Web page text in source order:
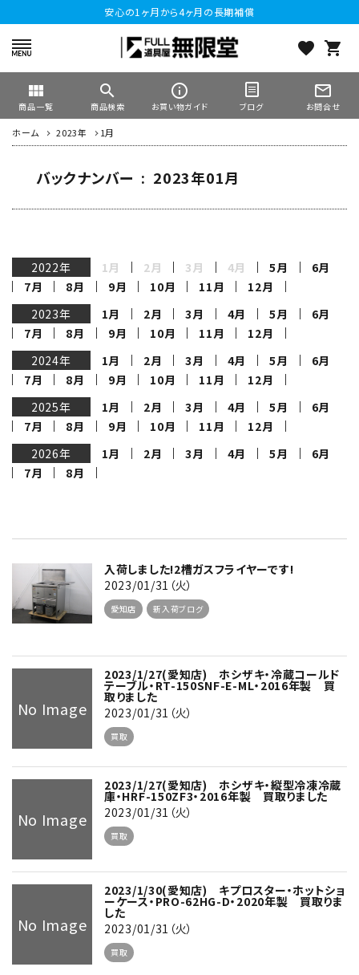
安心の1ヶ月から4ヶ月の長期補償
favorite shopping_cart
view_module
商品一覧
search
商品検索
info_outline
お買い物ガイド ブログ
mail_outline
お問合せ
ホーム 2023年 1月
バックナンバー : 2023年01月
2022年 1月 2月 3月 4月 5月
6月
7月
8月 9月 10月 11月
12月
2023年
1月 2月 3月 4月 5月
6月
7月
8月 9月 10月 11月
12月
2024年
1月 2月 3月 4月 5月
6月
7月
8月 9月 10月 11月
12月
2025年
1月 2月 3月 4月 5月
6月
7月
8月 9月 10月 11月
12月
2026年
1月 2月 3月 4月 5月
6月
7月
8月
入荷しました!2槽ガスフライヤーです!
2023/01/31（火）
愛知店 新入荷ブログ
No Image
2023/1/27(愛知店) ホシザキ・冷蔵コールド
テーブル・RT-150SNF-E-ML・2016年製 買
取りました
2023/01/31（火）
買取
No Image
2023/1/27(愛知店) ホシザキ・縦型冷凍冷蔵
庫・HRF-150ZF3・2016年製 買取りました
2023/01/31（火）
買取
No Image
2023/1/30(愛知店) キプロスター・ホットショ
ーケース・PRO-62HG-D・2020年製 買取りま
した
2023/01/31（火）
買取